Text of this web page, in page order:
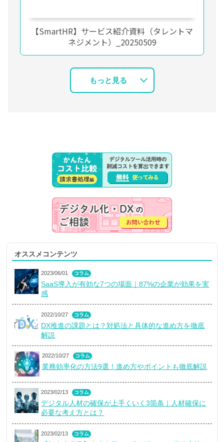
【SmartHR】サービス紹介資料（タレントマ
ネジメント）_20250509
もっと見る
オススメコンテンツ
2023/06/01 コラム
SaaS導入が有効な7つの場面｜87%の企業が効果を実
感
2022/10/27 コラム
DX推進の課題とは？対処法と具体的な進め方を徹底
解説
2022/10/27 コラム
業務効率化の方法9選！進め方やポイントも徹底解説
2023/02/13 コラム
デジタル人材の確保が上手くいく3箇条｜人材確保に
必要な考え方とは？
2023/02/13 コラム